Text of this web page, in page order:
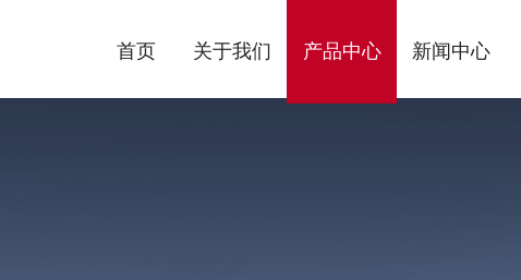
首页 关于我们 产品中心 新闻中心